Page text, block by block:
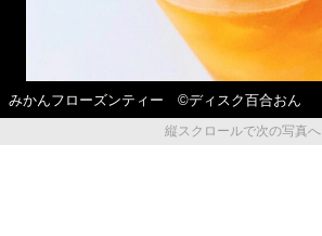
みかんフローズンティー ©ディスク百合おん
縦スクロールで次の写真へ